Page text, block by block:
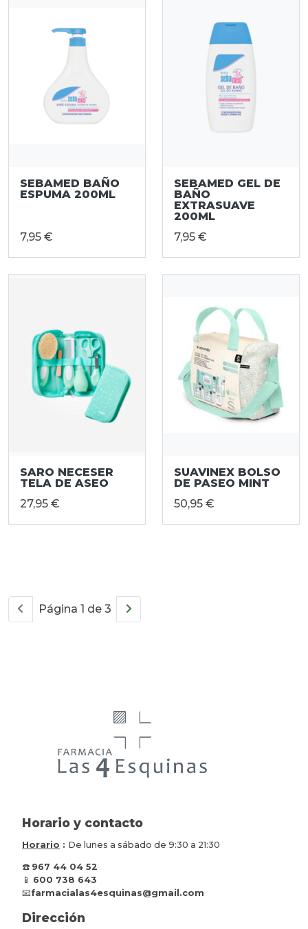
SEBAMED BAÑO
ESPUMA 200ML
7,95 €
SEBAMED GEL DE
BAÑO
EXTRASUAVE
200ML
7,95 €
SARO NECESER
TELA DE ASEO
27,95 €
SUAVINEX BOLSO
DE PASEO MINT
50,95 €
Página 1 de 3
Horario y contacto
Horario : De lunes a sábado de 9:30 a 21:30
☎️ 967 44 04 52
📱 600 738 643
📧farmacialas4esquinas@gmail.com
Dirección